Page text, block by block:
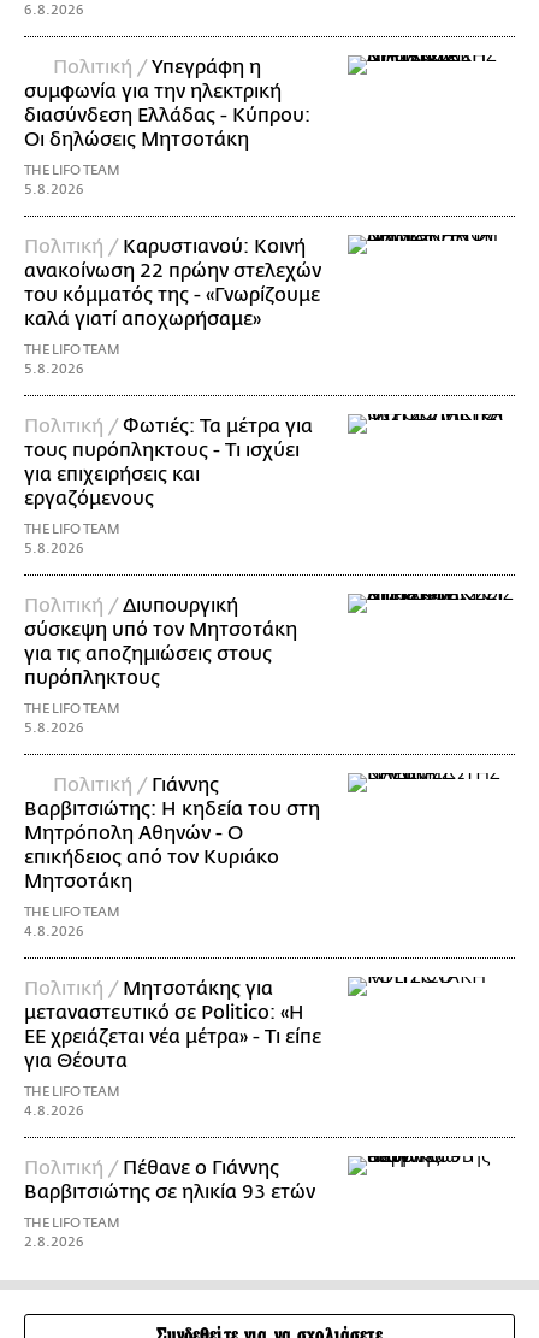
6.8.2026
Πολιτική /Υπεγράφη η
συμφωνία για την ηλεκτρική
διασύνδεση Ελλάδας - Κύπρου:
Οι δηλώσεις Μητσοτάκη
THE LIFO TEAM
5.8.2026
Πολιτική / Καρυστιανού: Κοινή
ανακοίνωση 22 πρώην στελεχών
του κόμματός της - «Γνωρίζουμε
καλά γιατί αποχωρήσαμε»
THE LIFO TEAM
5.8.2026
Πολιτική /Φωτιές: Τα μέτρα για
τους πυρόπληκτους - Τι ισχύει
για επιχειρήσεις και
εργαζόμενους
THE LIFO TEAM
5.8.2026
Πολιτική /Διυπουργική
σύσκεψη υπό τον Μητσοτάκη
για τις αποζημιώσεις στους
πυρόπληκτους
THE LIFO TEAM
5.8.2026
Πολιτική / Γιάννης
Βαρβιτσιώτης: Η κηδεία του στη
Μητρόπολη Αθηνών - Ο
επικήδειος από τον Κυριάκο
Μητσοτάκη
THE LIFO TEAM
4.8.2026
Πολιτική / Μητσοτάκης για
μεταναστευτικό σε Politico: «Η
ΕΕ χρειάζεται νέα μέτρα» - Τι είπε
για Θέουτα
THE LIFO TEAM
4.8.2026
Πολιτική / Πέθανε ο Γιάννης
Βαρβιτσιώτης σε ηλικία 93 ετών
THE LIFO TEAM
2.8.2026